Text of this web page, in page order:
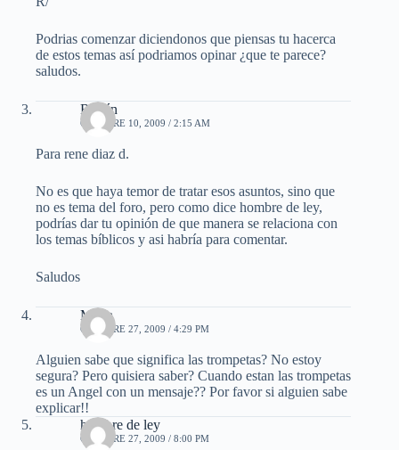
Podrias comenzar diciendonos que piensas tu hacerca
de estos temas así podriamos opinar ¿que te parece?
saludos.
Rubén
OCTUBRE 10, 2009 / 2:15 AM
Para rene diaz d.
No es que haya temor de tratar esos asuntos, sino que
no es tema del foro, pero como dice hombre de ley,
podrías dar tu opinión de que manera se relaciona con
los temas bíblicos y asi habría para comentar.
Saludos
Maria
OCTUBRE 27, 2009 / 4:29 PM
Alguien sabe que significa las trompetas? No estoy
segura? Pero quisiera saber? Cuando estan las trompetas
es un Angel con un mensaje?? Por favor si alguien sabe
explicar!!
hombre de ley
OCTUBRE 27, 2009 / 8:00 PM